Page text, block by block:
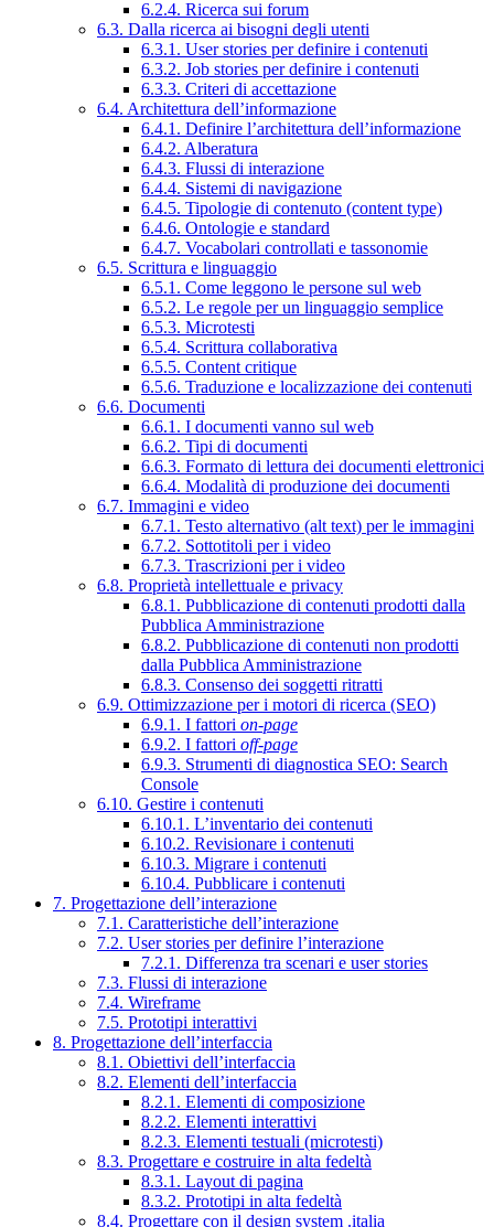
6.2.4. Ricerca sui forum
6.3. Dalla ricerca ai bisogni degli utenti
6.3.1. User stories per definire i contenuti
6.3.2. Job stories per definire i contenuti
6.3.3. Criteri di accettazione
6.4. Architettura dell’informazione
6.4.1. Definire l’architettura dell’informazione
6.4.2. Alberatura
6.4.3. Flussi di interazione
6.4.4. Sistemi di navigazione
6.4.5. Tipologie di contenuto (content type)
6.4.6. Ontologie e standard
6.4.7. Vocabolari controllati e tassonomie
6.5. Scrittura e linguaggio
6.5.1. Come leggono le persone sul web
6.5.2. Le regole per un linguaggio semplice
6.5.3. Microtesti
6.5.4. Scrittura collaborativa
6.5.5. Content critique
6.5.6. Traduzione e localizzazione dei contenuti
6.6. Documenti
6.6.1. I documenti vanno sul web
6.6.2. Tipi di documenti
6.6.3. Formato di lettura dei documenti elettronici
6.6.4. Modalità di produzione dei documenti
6.7. Immagini e video
6.7.1. Testo alternativo (alt text) per le immagini
6.7.2. Sottotitoli per i video
6.7.3. Trascrizioni per i video
6.8. Proprietà intellettuale e privacy
6.8.1. Pubblicazione di contenuti prodotti dalla
Pubblica Amministrazione
6.8.2. Pubblicazione di contenuti non prodotti
dalla Pubblica Amministrazione
6.8.3. Consenso dei soggetti ritratti
6.9. Ottimizzazione per i motori di ricerca (SEO)
6.9.1. I fattori on-page
6.9.2. I fattori off-page
6.9.3. Strumenti di diagnostica SEO: Search
Console
6.10. Gestire i contenuti
6.10.1. L’inventario dei contenuti
6.10.2. Revisionare i contenuti
6.10.3. Migrare i contenuti
6.10.4. Pubblicare i contenuti
7. Progettazione dell’interazione
7.1. Caratteristiche dell’interazione
7.2. User stories per definire l’interazione
7.2.1. Differenza tra scenari e user stories
7.3. Flussi di interazione
7.4. Wireframe
7.5. Prototipi interattivi
8. Progettazione dell’interfaccia
8.1. Obiettivi dell’interfaccia
8.2. Elementi dell’interfaccia
8.2.1. Elementi di composizione
8.2.2. Elementi interattivi
8.2.3. Elementi testuali (microtesti)
8.3. Progettare e costruire in alta fedeltà
8.3.1. Layout di pagina
8.3.2. Prototipi in alta fedeltà
8.4. Progettare con il design system .italia